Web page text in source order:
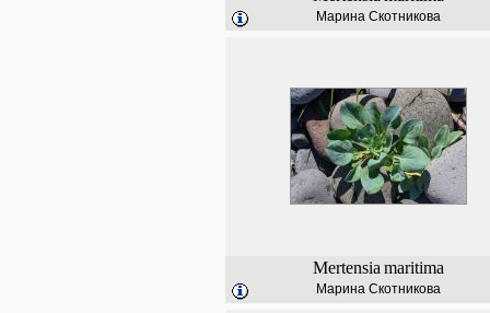
Марина Скотникова
Mertensia maritima
Марина Скотникова